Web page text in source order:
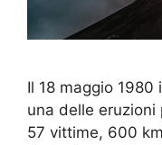
Il 18 maggio 1980
una delle
57 vittime, 600